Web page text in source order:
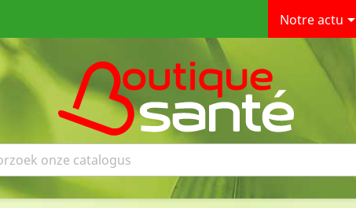
Notre actu